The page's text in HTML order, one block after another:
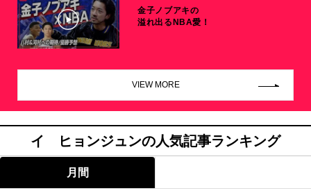
金子ノブアキの
溢れ出るNBA愛！
VIEW MORE
イ ヒョンジュンの人気記事ランキング
月間